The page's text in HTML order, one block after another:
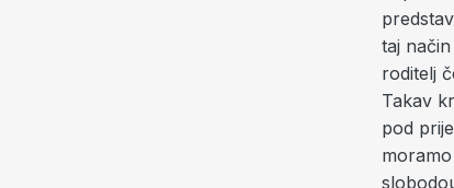
taj
roditelj
Takav
pod